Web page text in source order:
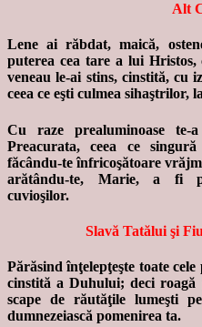
Alt
Lene ai răbdat, maică,
puterea cea tare a lui
veneau le-ai stins, cinstită, cu
ceea ce eşti culmea sihaştrilor,
Cu raze prealuminoase
Preacurata, ceea ce
făcându-te înfricoşătoare
arătându-te, Marie, a fi
cuvioşilor.
Slavă Tatălui şi
Părăsind înţelepţeşte toate
cinstită a Duhului; deci
scape de răutăţile lumeşti
dumnezeiască pomenirea ta.